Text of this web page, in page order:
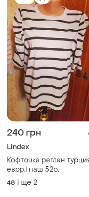
240 грн
Lindex
Кофточка реглан
еврр.l наш 52р.
48 і ще 2